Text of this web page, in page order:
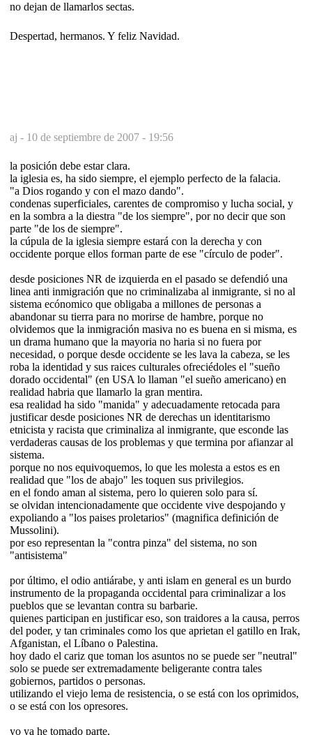
no dejan de llamarlos sectas.
Despertad, hermanos. Y feliz Navidad.
aj - 10 de septiembre de 2007 - 19:56
la posición debe estar clara.
la iglesia es, ha sido siempre, el ejemplo perfecto de la falacia.
"a Dios rogando y con el mazo dando".
condenas superficiales, carentes de compromiso y lucha social, y
en la sombra a la diestra "de los siempre", por no decir que son
parte "de los de siempre".
la cúpula de la iglesia siempre estará con la derecha y con
occidente porque ellos forman parte de ese "círculo de poder".
desde posiciones NR de izquierda en el pasado se defendió una
linea anti inmigración que no criminalizaba al inmigrante, si no al
sistema ecónomico que obligaba a millones de personas a
abandonar su tierra para no morirse de hambre, porque no
olvidemos que la inmigración masiva no es buena en si misma, es
un drama humano que la mayoria no haria si no fuera por
necesidad, o porque desde occidente se les lava la cabeza, se les
roba la identidad y sus raices culturales ofreciédoles el "sueño
dorado occidental" (en USA lo llaman "el sueño americano) en
realidad habria que llamarlo la gran mentira.
esa realidad ha sido "manida" y adecuadamente retocada para
justificar desde posiciones NR de derechas un identitarismo
etnicista y racista que criminaliza al inmigrante, que esconde las
verdaderas causas de los problemas y que termina por afianzar al
sistema.
porque no nos equivoquemos, lo que les molesta a estos es en
realidad que "los de abajo" les toquen sus privilegios.
en el fondo aman al sistema, pero lo quieren solo para sí.
se olvidan intencionadamente que occidente vive despojando y
expoliando a "los paises proletarios" (magnifica definición de
Mussolini).
por eso representan la "contra pinza" del sistema, no son
"antisistema"
por último, el odio antiárabe, y anti islam en general es un burdo
instrumento de la propaganda occidental para criminalizar a los
pueblos que se levantan contra su barbarie.
quienes participan en justificar eso, son traidores a la causa, perros
del poder, y tan criminales como los que aprietan el gatillo en Irak,
Afganistan, el Líbano o Palestina.
hoy dado el cariz que toman los asuntos no se puede ser "neutral"
solo se puede ser extremadamente beligerante contra tales
gobiernos, partidos o personas.
utilizando el viejo lema de resistencia, o se está con los oprimidos,
o se está con los opresores.
yo ya he tomado parte.